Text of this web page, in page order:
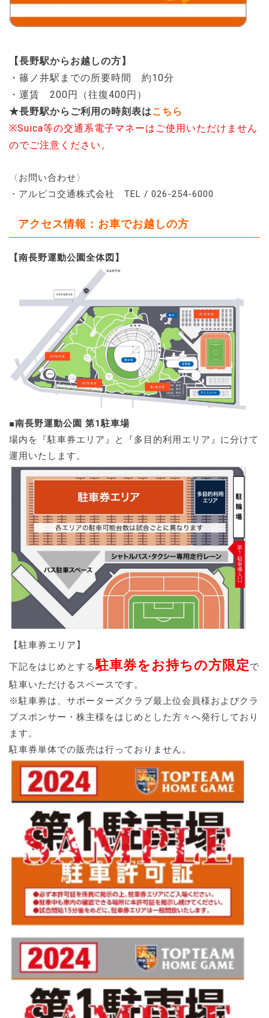
【長野駅からお越しの方】
・篠ノ井駅までの所要時間 約10分
・運賃 200円（往復400円）
★長野駅からご利用の時刻表はこちら
※Suica等の交通系電子マネーはご使用いただけません
のでご注意ください。
〈お問い合わせ〉
・アルピコ交通株式会社 TEL / 026-254-6000
アクセス情報：お車でお越しの方
【南長野運動公園全体図】
■南長野運動公園 第1駐車場
場内を『駐車券エリア』と『多目的利用エリア』に分けて
運用いたします。
【駐車券エリア】
下記をはじめとする駐車券をお持ちの方限定で
駐車いただけるスペースです。
※駐車券は、サポーターズクラブ最上位会員様およびクラ
ブスポンサー・株主様をはじめとした方々へ発行しており
ます。
駐車券単体での販売は行っておりません。